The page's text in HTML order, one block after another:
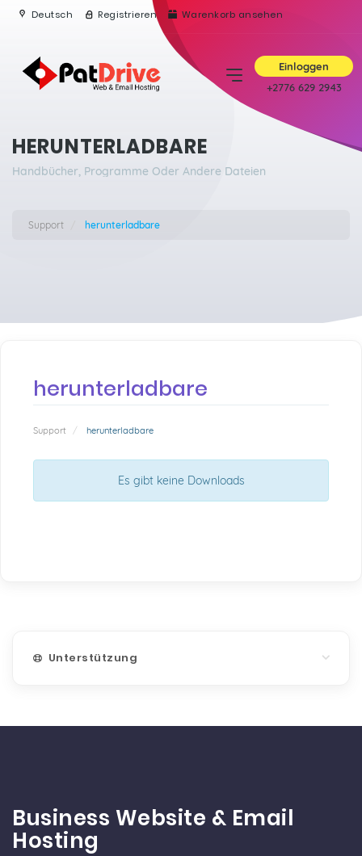
Deutsch Registrieren Warenkorb ansehen
Einloggen
+2776 629 2943
HERUNTERLADBARE
Handbücher, Programme Oder Andere Dateien
Support herunterladbare
herunterladbare
Support herunterladbare
Es gibt keine Downloads
Unterstützung
Business Website & Email
Hosting